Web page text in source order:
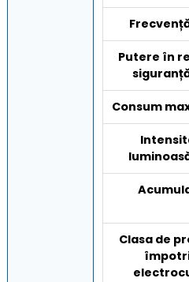
Putere în
Consum
Clasa de